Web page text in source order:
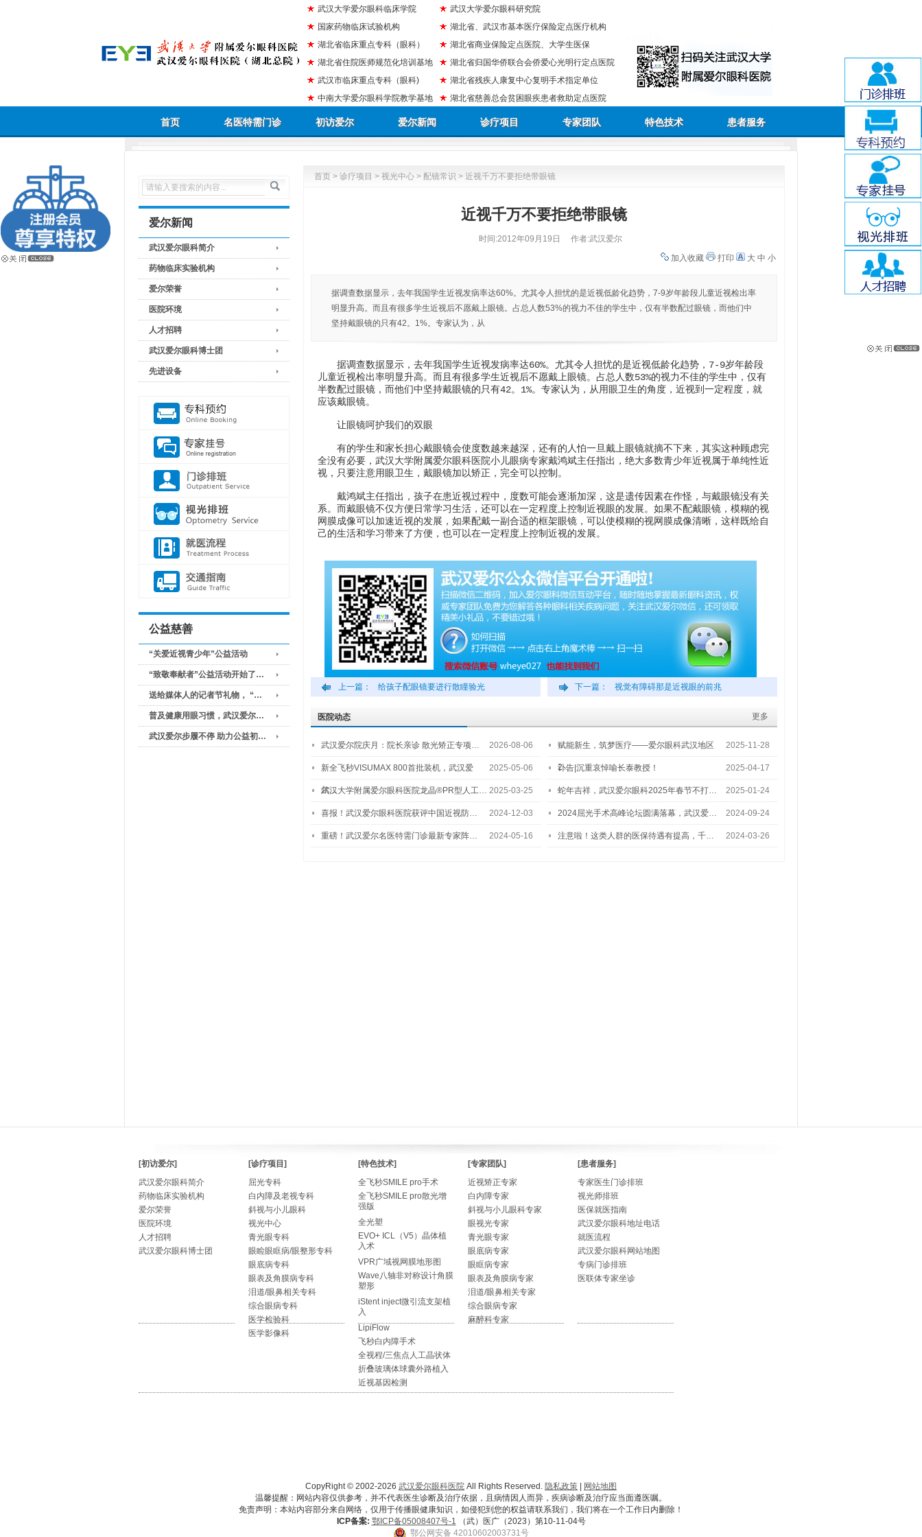
武汉大学爱尔眼科临床学院
国家药物临床试验机构
湖北省临床重点专科（眼科）
湖北省住院医师规范化培训基地
武汉市临床重点专科（眼科)
中南大学爱尔眼科学院教学基地
武汉大学爱尔眼科研究院
湖北省、武汉市基本医疗保险定点医疗机构
湖北省商业保险定点医院、大学生医保
湖北省归国华侨联合会侨爱心光明行定点医院
湖北省残疾人康复中心复明手术指定单位
湖北省慈善总会贫困眼疾患者救助定点医院
首页 名医特需门诊 初访爱尔 爱尔新闻 诊疗项目 专家团队 特色技术 患者服务
爱尔新闻
武汉爱尔眼科简介
药物临床实验机构
爱尔荣誉
医院环境
人才招聘
武汉爱尔眼科博士团
先进设备
公益慈善
“关爱近视青少年”公益活动
“致敬奉献者”公益活动开始了…
送给媒体人的记者节礼物， “…
普及健康用眼习惯，武汉爱尔…
武汉爱尔步履不停 助力公益初…
首页 > 诊疗项目 > 视光中心 > 配镜常识 > 近视千万不要拒绝带眼镜
近视千万不要拒绝带眼镜
时间:2012年09月19日
作者:武汉爱尔
加入收藏
打印 大 中 小
据调查数据显示，去年我国学生近视发病率达60%。尤其令人担忧的是近视低龄化趋势，7-9岁年龄段儿童近视检出率
明显升高。而且有很多学生近视后不愿戴上眼镜。占总人数53%的视力不佳的学生中，仅有半数配过眼镜，而他们中
坚持戴眼镜的只有42。1%。专家认为，从
据调查数据显示，去年我国学生近视发病率达60%。尤其令人担忧的是近视低龄化趋势，7-9岁年龄段
儿童近视检出率明显升高。而且有很多学生近视后不愿戴上眼镜。占总人数53%的视力不佳的学生中，仅有
半数配过眼镜，而他们中坚持戴眼镜的只有42。1%。专家认为，从用眼卫生的角度，近视到一定程度，就
应该戴眼镜。
让眼镜呵护我们的双眼
有的学生和家长担心戴眼镜会使度数越来越深，还有的人怕一旦戴上眼镜就摘不下来，其实这种顾虑完
全没有必要，武汉大学附属爱尔眼科医院小儿眼病专家戴鸿斌主任指出，绝大多数青少年近视属于单纯性近
视，只要注意用眼卫生，戴眼镜加以矫正，完全可以控制。
戴鸿斌主任指出，孩子在患近视过程中，度数可能会逐渐加深，这是遗传因素在作怪，与戴眼镜没有关
系。而戴眼镜不仅方便日常学习生活，还可以在一定程度上控制近视眼的发展。如果不配戴眼镜，模糊的视
网膜成像可以加速近视的发展，如果配戴一副合适的框架眼镜，可以使模糊的视网膜成像清晰，这样既给自
己的生活和学习带来了方便，也可以在一定程度上控制近视的发展。
上一篇： 给孩子配眼镜要进行散瞳验光 下一篇： 视觉有障碍那是近视眼的前兆
更多
医院动态
武汉爱尔院庆月：院长亲诊 散光矫正专项… 2026-08-06 赋能新生，筑梦医疗——爱尔眼科武汉地区
2…
2025-11-28
新全飞秒VISUMAX 800首批装机，武汉爱
尔…
2025-05-06 讣告|沉重哀悼喻长泰教授！ 2025-04-17
武汉大学附属爱尔眼科医院龙晶®PR型人工… 2025-03-25 蛇年吉祥，武汉爱尔眼科2025年春节不打… 2025-01-24
喜报！武汉爱尔眼科医院获评中国近视防… 2024-12-03 2024屈光手术高峰论坛圆满落幕，武汉爱… 2024-09-24
重磅！武汉爱尔名医特需门诊最新专家阵… 2024-05-16 注意啦！这类人群的医保待遇有提高，千… 2024-03-26
[初访爱尔]
武汉爱尔眼科简介
药物临床实验机构
爱尔荣誉
医院环境
人才招聘
武汉爱尔眼科博士团
[诊疗项目]
屈光专科
白内障及老视专科
斜视与小儿眼科
视光中心
青光眼专科
眼睑眼眶病/眼整形专科
眼底病专科
眼表及角膜病专科
泪道/眼鼻相关专科
综合眼病专科
医学检验科
医学影像科
[特色技术]
全飞秒SMILE pro手术
全飞秒SMILE pro散光增
强版
全光塑
EVO+ ICL（V5）晶体植
入术
VPR广域视网膜地形图
Wave八轴非对称设计角膜
塑形
iStent inject微引流支架植
入
LipiFlow
飞秒白内障手术
全视程/三焦点人工晶状体
折叠玻璃体球囊外路植入
近视基因检测
[专家团队]
近视矫正专家
白内障专家
斜视与小儿眼科专家
眼视光专家
青光眼专家
眼底病专家
眼眶病专家
眼表及角膜病专家
泪道/眼鼻相关专家
综合眼病专家
麻醉科专家
[患者服务]
专家医生门诊排班
视光师排班
医保就医指南
武汉爱尔眼科地址电话
就医流程
武汉爱尔眼科网站地图
专病门诊排班
医联体专家坐诊
CopyRight © 2002-2026 武汉爱尔眼科医院 All Rights Reserved. 隐私政策
网站地图
温馨提醒：网站内容仅供参考，并不代表医生诊断及治疗依据，且病情因人而异，疾病诊断及治疗应当面遵医嘱。
免责声明：本站内容部分来自网络，仅用于传播眼健康知识，如侵犯到您的权益请联系我们，我们将在一个工作日内删除！
ICP备案: 鄂ICP备05008407号-1 （武）医广（2023）第10-11-04号
鄂公网安备 42010602003731号